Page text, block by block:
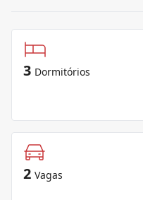
3 Dormitórios
2 Vagas